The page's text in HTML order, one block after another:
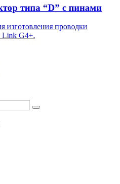
типа “D” с пинами
изготовления проводки
Link G4+.